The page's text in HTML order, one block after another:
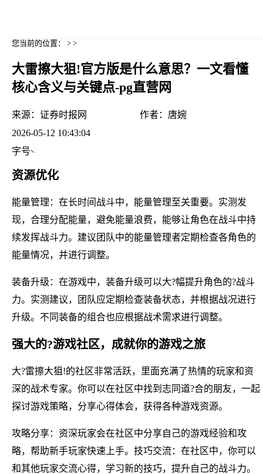
您当前的位置： > >
大雷擦大狙!官方版是什么意思？一文看懂
核心含义与关键点-pg直营网
来源： 证券时报网 作者： 唐婉
2026-05-12 10:43:04
字号
资源优化
能量管理：在长时间战斗中，能量管理至关重要。实测发
现，合理分配能量，避免能量浪费，能够让角色在战斗中持
续发挥战斗力。建议团队中的能量管理者定期检查各角色的
能量情况，并进行调整。
装备升级：在游戏中，装备升级可以大?幅提升角色的?战斗
力。实测建议，团队应定期检查装备状态，并根据战况进行
升级。不同装备的组合也应根据战术需求进行调整。
强大的?游戏社区，成就你的游戏之旅
大?雷擦大狙!的社区非常活跃，里面充满了热情的玩家和资
深的战术专家。你可以在社区中找到志同道?合的朋友，一起
探讨游戏策略，分享心得体会，获得各种游戏资源。
攻略分享：资深玩家会在社区中分享自己的游戏经验和攻
略，帮助新手玩家快速上手。技巧交流：在社区中，你可以
和其他玩家交流心得，学习新的技巧，提升自己的战斗力。